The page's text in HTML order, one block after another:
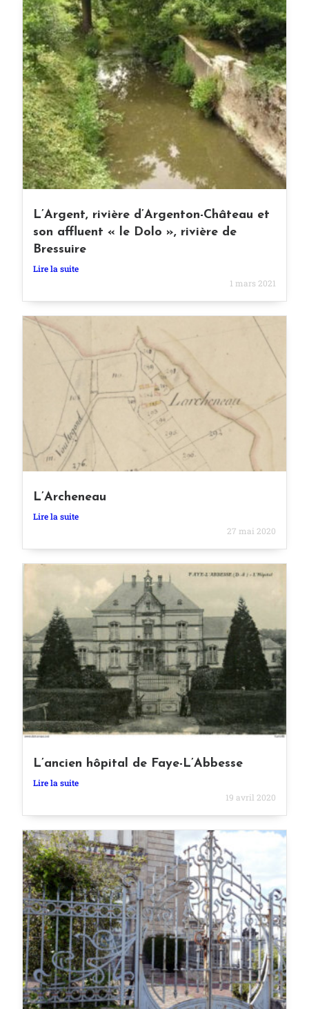
L’Argent, rivière d’Argenton-Château et
son affluent « le Dolo », rivière de
Bressuire
Lire la suite
1 mars 2021
L’Archeneau
Lire la suite
27 mai 2020
L’ancien hôpital de Faye-L’Abbesse
Lire la suite
19 avril 2020